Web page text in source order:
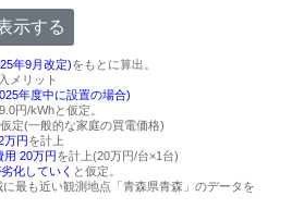
示する
年9月改定)をもとに算出。
メリット
年度中に設置の場合)
円/kWhと仮定。
定(一般的な家庭の買電価格)
万円を計上
用 20万円を計上(20万円/台×1台)
化していく と仮定。
に最も近い観測地点「青森県青森」のデータを